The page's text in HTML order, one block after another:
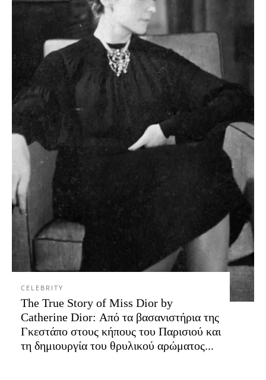
CELEBRITY
The True Story of Miss Dior by
Catherine Dior: Από τα βασανιστήρια της
Γκεστάπο στους κήπους του Παρισιού και
τη δημιουργία του θρυλικού αρώματος...